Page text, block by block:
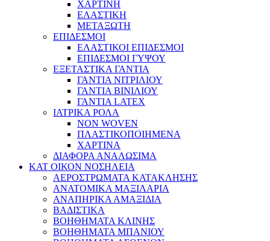
ΧΑΡΤΙΝΗ
ΕΛΑΣΤΙΚΗ
ΜΕΤΑΞΩΤΗ
ΕΠΙΔΕΣΜΟΙ
ΕΛΑΣΤΙΚΟΙ ΕΠΙΔΕΣΜΟΙ
ΕΠΙΔΕΣΜΟΙ ΓΥΨΟΥ
ΕΞΕΤΑΣΤΙΚΑ ΓΑΝΤΙΑ
ΓΑΝΤΙΑ ΝΙΤΡΙΛΙΟΥ
ΓΑΝΤΙΑ ΒΙΝΙΛΙΟΥ
ΓΑΝΤΙΑ LATEX
ΙΑΤΡΙΚΑ ΡΟΛΑ
NON WOVEN
ΠΛΑΣΤΙΚΟΠΟΙΗΜΕΝΑ
ΧΑΡΤΙΝΑ
ΔΙΑΦΟΡΑ ΑΝΑΛΩΣΙΜΑ
ΚΑΤ ΟΙΚΟΝ ΝΟΣΗΛΕΙΑ
ΑΕΡΟΣΤΡΩΜΑΤΑ ΚΑΤΑΚΛΗΣΗΣ
ΑΝΑΤΟΜΙΚΑ ΜΑΞΙΛΑΡΙΑ
ΑΝΑΠΗΡΙΚΑ ΑΜΑΞΙΔΙΑ
ΒΑΔΙΣΤΙΚΑ
ΒΟΗΘΗΜΑΤΑ ΚΛΙΝΗΣ
ΒΟΗΘΗΜΑΤΑ ΜΠΑΝΙΟΥ